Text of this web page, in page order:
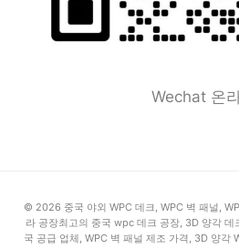
Wechat 온
© 2026 중국 야외 WPC 데크, WPC 벽 패널,
라 공장최고의 중국 wpc 데크 공장, 3D 양각 데
국 공급 업체, WPC 벽 패널 제조 가격, 3D 양각